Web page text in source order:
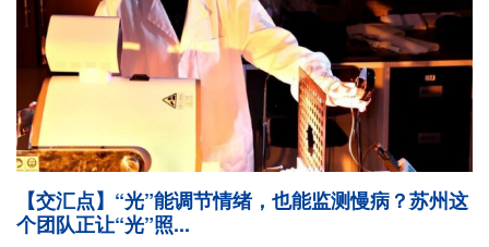
【交汇点】“光”能调节情绪，也能监测慢病？苏州这
个团队正让“光”照...